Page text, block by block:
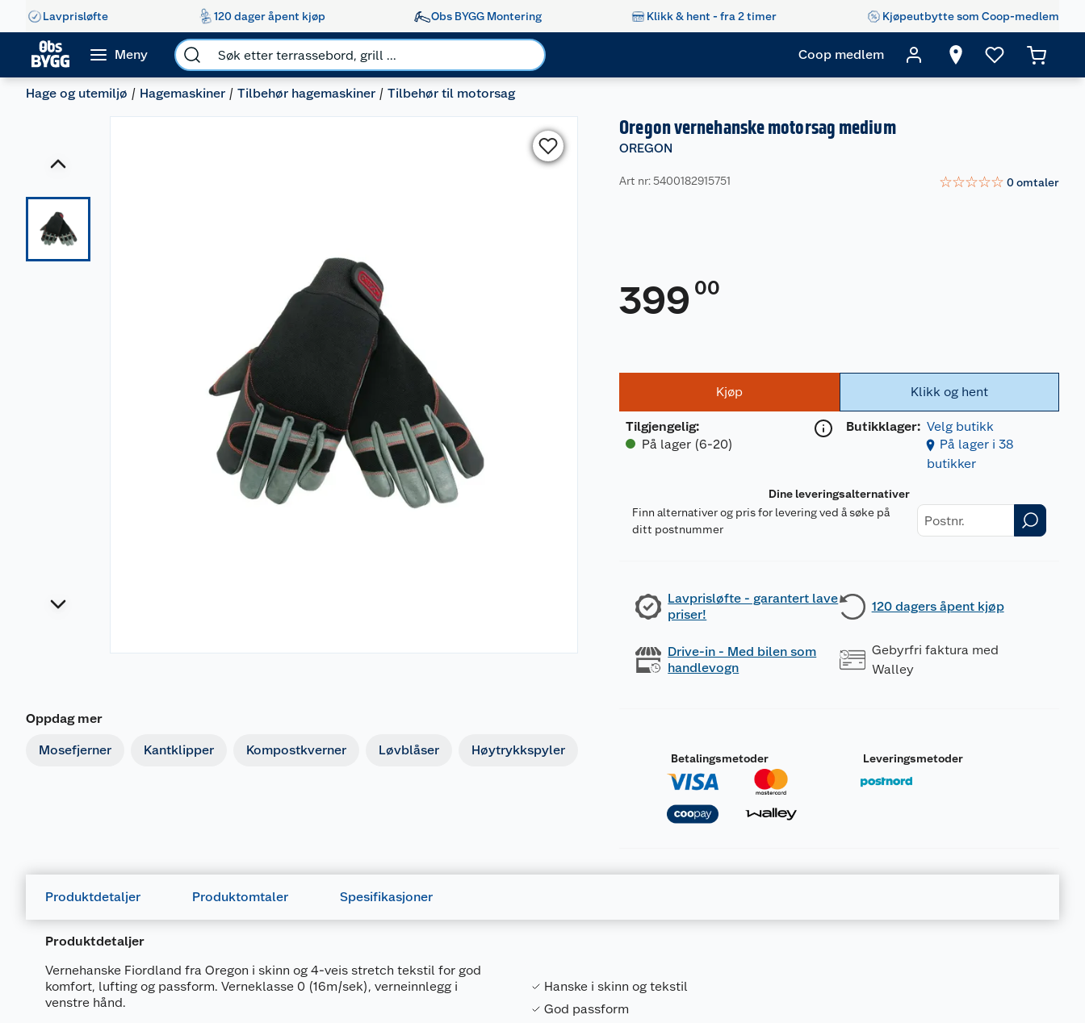
Lavprisløfte 120 dager åpent kjøp Obs BYGG Montering Klikk & hent - fra 2 timer Kjøpeutbytte som Coop-medlem
Meny Coop medlem
Hage og utemiljø Hagemaskiner Tilbehør hagemaskiner Tilbehør til motorsag
Oppdag mer
Mosefjerner Kantklipper Kompostkverner Løvblåser Høytrykkspyler
Oregon vernehanske motorsag medium
OREGON
Art nr: 5400182915751 ☆☆☆☆☆ 0omtaler
399 00
Kjøp
Tilgjengelig:
På lager (6-20)
Klikk og hent
Butikklager: Velg butikk
På lager i 38
butikker
Dine leveringsalternativer
Finn alternativer og pris for levering ved å søke på
ditt postnummer
Lavprisløfte - garantert lave
priser!
120 dagers åpent kjøp
Drive-in - Med bilen som
handlevogn
Gebyrfri faktura med
Walley
Betalingsmetoder Leveringsmetoder
Produktdetaljer Produktomtaler Spesifikasjoner
Produktdetaljer
Vernehanske Fiordland fra Oregon i skinn og 4-veis stretch tekstil for god
komfort, lufting og passform. Verneklasse 0 (16m/sek), verneinnlegg i
venstre hånd.
Hanske i skinn og tekstil
God passform